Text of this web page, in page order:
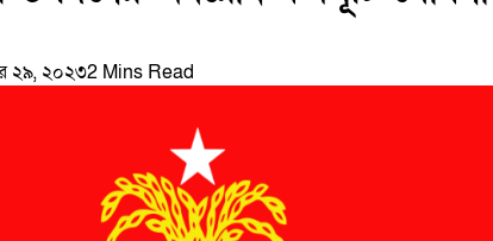
২৯, ২০২৩2 Mins Read